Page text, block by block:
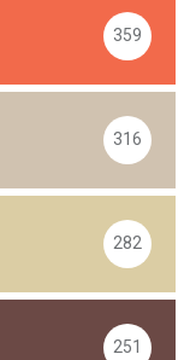
359
316
282
251